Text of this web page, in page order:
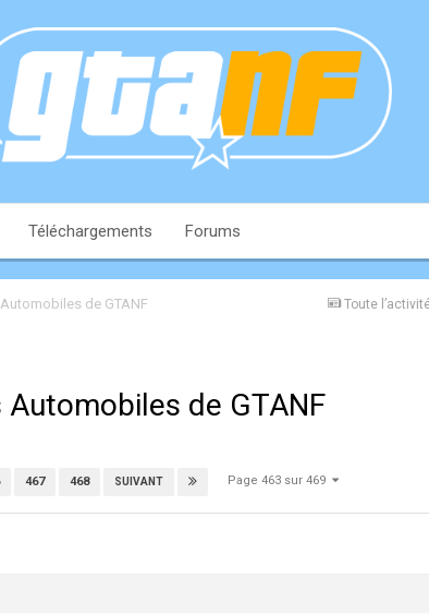
Téléchargements Forums
Toute
de GTANF
Automobiles de GTANF
467 468 SUIVANT Page 463 sur 469